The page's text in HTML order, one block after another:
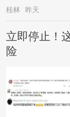
桂林 昨天
立即停止！
险